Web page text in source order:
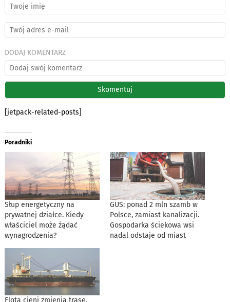
DODAJ KOMENTARZ
[jetpack-related-posts]
Poradniki
Słup energetyczny na
prywatnej działce. Kiedy
właściciel może żądać
wynagrodzenia?
GUS: ponad 2 mln szamb w
Polsce, zamiast kanalizacji.
Gospodarka ściekowa wsi
nadal odstaje od miast
Flota cieni zmienia trasę.